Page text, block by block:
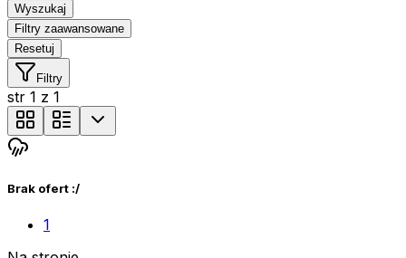
Wyszukaj
Filtry zaawansowane
Resetuj
Filtry
str 1 z 1
Brak ofert :/
1